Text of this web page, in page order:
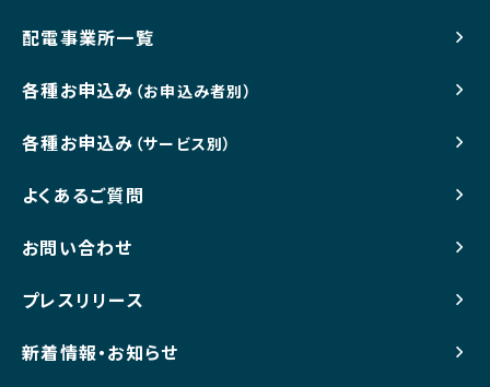
配電事業所一覧
各種お申込み （お申込み者別）
各種お申込み （サービス別）
よくあるご質問
お問い合わせ
プレスリリース
新着情報・お知らせ